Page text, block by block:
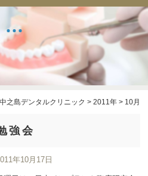
之島デンタルクリニック > 2011年> 10月
強会
年10月17日